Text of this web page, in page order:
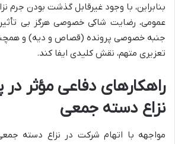
بنابراین، با وجود غیرقابل گذشت بودن جرم
عمومی، رضایت شاکی خصوصی هرگز بی
جنبه خصوصی پرونده (قصاص و دیه) و
تعزیری متهم، نقش کلیدی ایفا کند.
راهکارهای دفاعی مؤثر
نزاع دسته جمعی
مواجهه با اتهام شرکت در نزاع دسته